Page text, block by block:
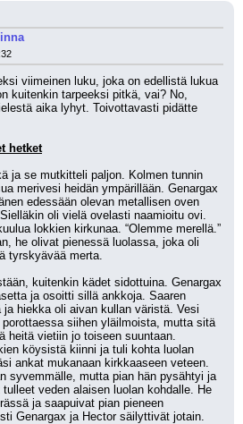
viimeinen luku, joka on edellistä lukua
kuitenkin tarpeeksi pitkä, vai? No,
aika lyhyt. Toivottavasti pidätte
hetket
ja se mutkitteli paljon. Kolmen tunnin
merivesi heidän ympärillään. Genargax
edessään olevan metallisen oven
oli vielä ovelasti naamioitu ovi.
lokkien kirkunaa. “Olemme merellä.”
he olivat pienessä luolassa, joka oli
tyrskyävää merta.
kuitenkin kädet sidottuina. Genargax
ja osoitti sillä ankkoja. Saaren
hiekka oli aivan kullan väristä. Vesi
siihen yläilmoista, mutta sitä
heitä vietiin jo toiseen suuntaan.
köysistä kiinni ja tuli kohta luolan
ankat mukanaan kirkkaaseen veteen.
syvemmälle, mutta pian hän pysähtyi ja
veden alaisen luolan kohdalle. He
ja saapuivat pian pieneen
Genargax ja Hector säilyttivät jotain.